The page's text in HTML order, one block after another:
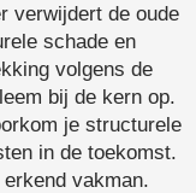
verwijdert de oude
schade en
volgens de
bij de kern op.
je structurele
in de toekomst.
vakman.